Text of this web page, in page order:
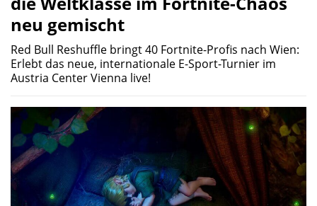
neu gemischt
Red Bull Reshuffle bringt 40 Fortnite-Profis nach Wien:
Erlebt das neue, internationale E-Sport-Turnier im
Austria Center Vienna live!